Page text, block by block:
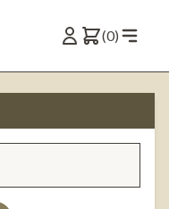
(0)